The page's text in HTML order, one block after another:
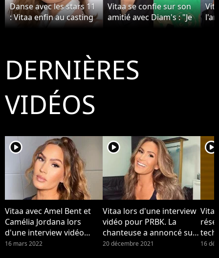
Danse avec les stars 11
: Vitaa enfin au casting
? Pourquoi ça n'arrivera
Vitaa se confie sur son
amitié avec Diam's : "Je
l'ai vue beaucoup
DERNIÈRES
VIDÉOS
player2
Vitaa avec Amel Bent et
Camélia Jordana lors
d'une interview vidéo
pour PRBK. Vitaa maman :
16 mars 2022
player2
Vitaa lors d'une interview
vidéo pour PRBK. La
chanteuse a annoncé sur
Instagram être enceinte
20 décembre 2021
player2
16